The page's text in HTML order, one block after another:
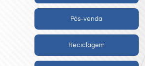
Pós-venda
Reciclagem